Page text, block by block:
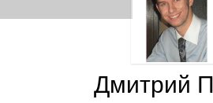
Дмитрий